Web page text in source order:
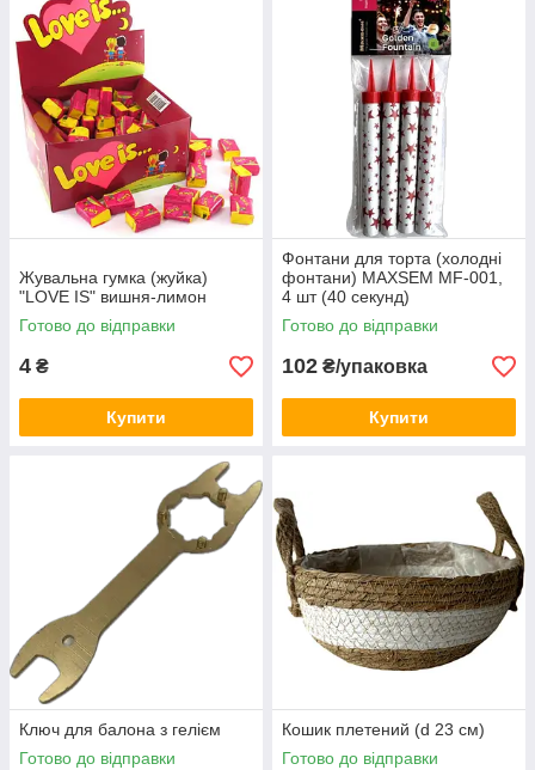
Жувальна гумка (жуйка)
"LOVE IS" вишня-лимон
Готово до відправки
4 ₴
Купити
Фонтани для торта (холодні
фонтани) MAXSEM MF-001,
4 шт (40 секунд)
Готово до відправки
102 ₴/упаковка
Купити
Ключ для балона з гелієм
Готово до відправки
Кошик плетений (d 23 см)
Готово до відправки